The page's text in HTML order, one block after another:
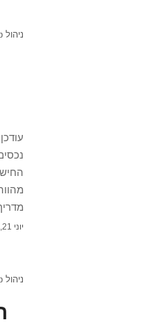
ניהול Airbnb
יוני 21, 2026
ניהול Airbnb